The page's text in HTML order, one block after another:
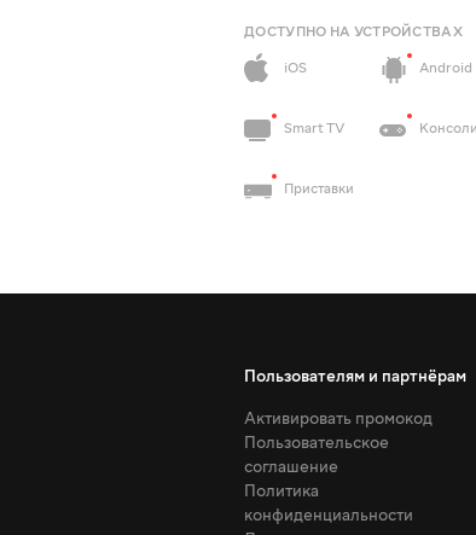
ДОСТУПНО НА УСТРОЙСТВАХ
iOS
Android
Smart TV Консоли
Приставки
Пользователям и партнёрам
Активировать промокод
Пользовательское
соглашение
Политика
конфиденциальности